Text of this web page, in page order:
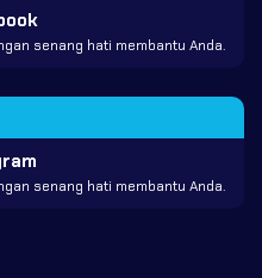
senang hati membantu Anda.
senang hati membantu Anda.